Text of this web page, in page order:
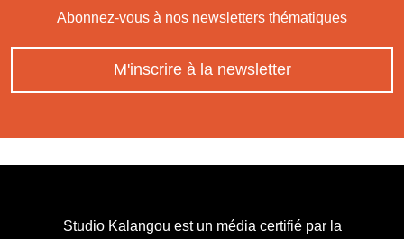
Abonnez-vous à nos newsletters thématiques
M'inscrire à la newsletter
Studio Kalangou est un média certifié par la